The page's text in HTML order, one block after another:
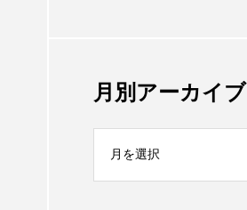
月別アーカイブ